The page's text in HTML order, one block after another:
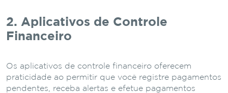
2. Aplicativos de Controle
Financeiro
Os aplicativos de controle financeiro oferecem
praticidade ao permitir que você registre pagamentos
pendentes, receba alertas e efetue pagamentos